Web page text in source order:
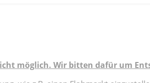
möglich. Wir bitten dafür um